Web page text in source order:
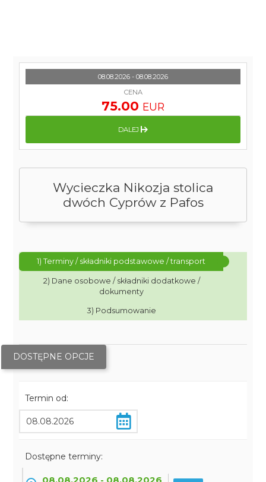
Wycieczka Nikozja stolica
dwóch Cyprów z Pafos
1) Terminy / składniki podstawowe / transport
2) Dane osobowe / składniki dodatkowe /
dokumenty
3) Podsumowanie
DOSTĘPNE OPCJE
Termin od:
Dostępne terminy:
08.08.2026 - 08.08.2026
CENA
75.00 EUR
DALEJ